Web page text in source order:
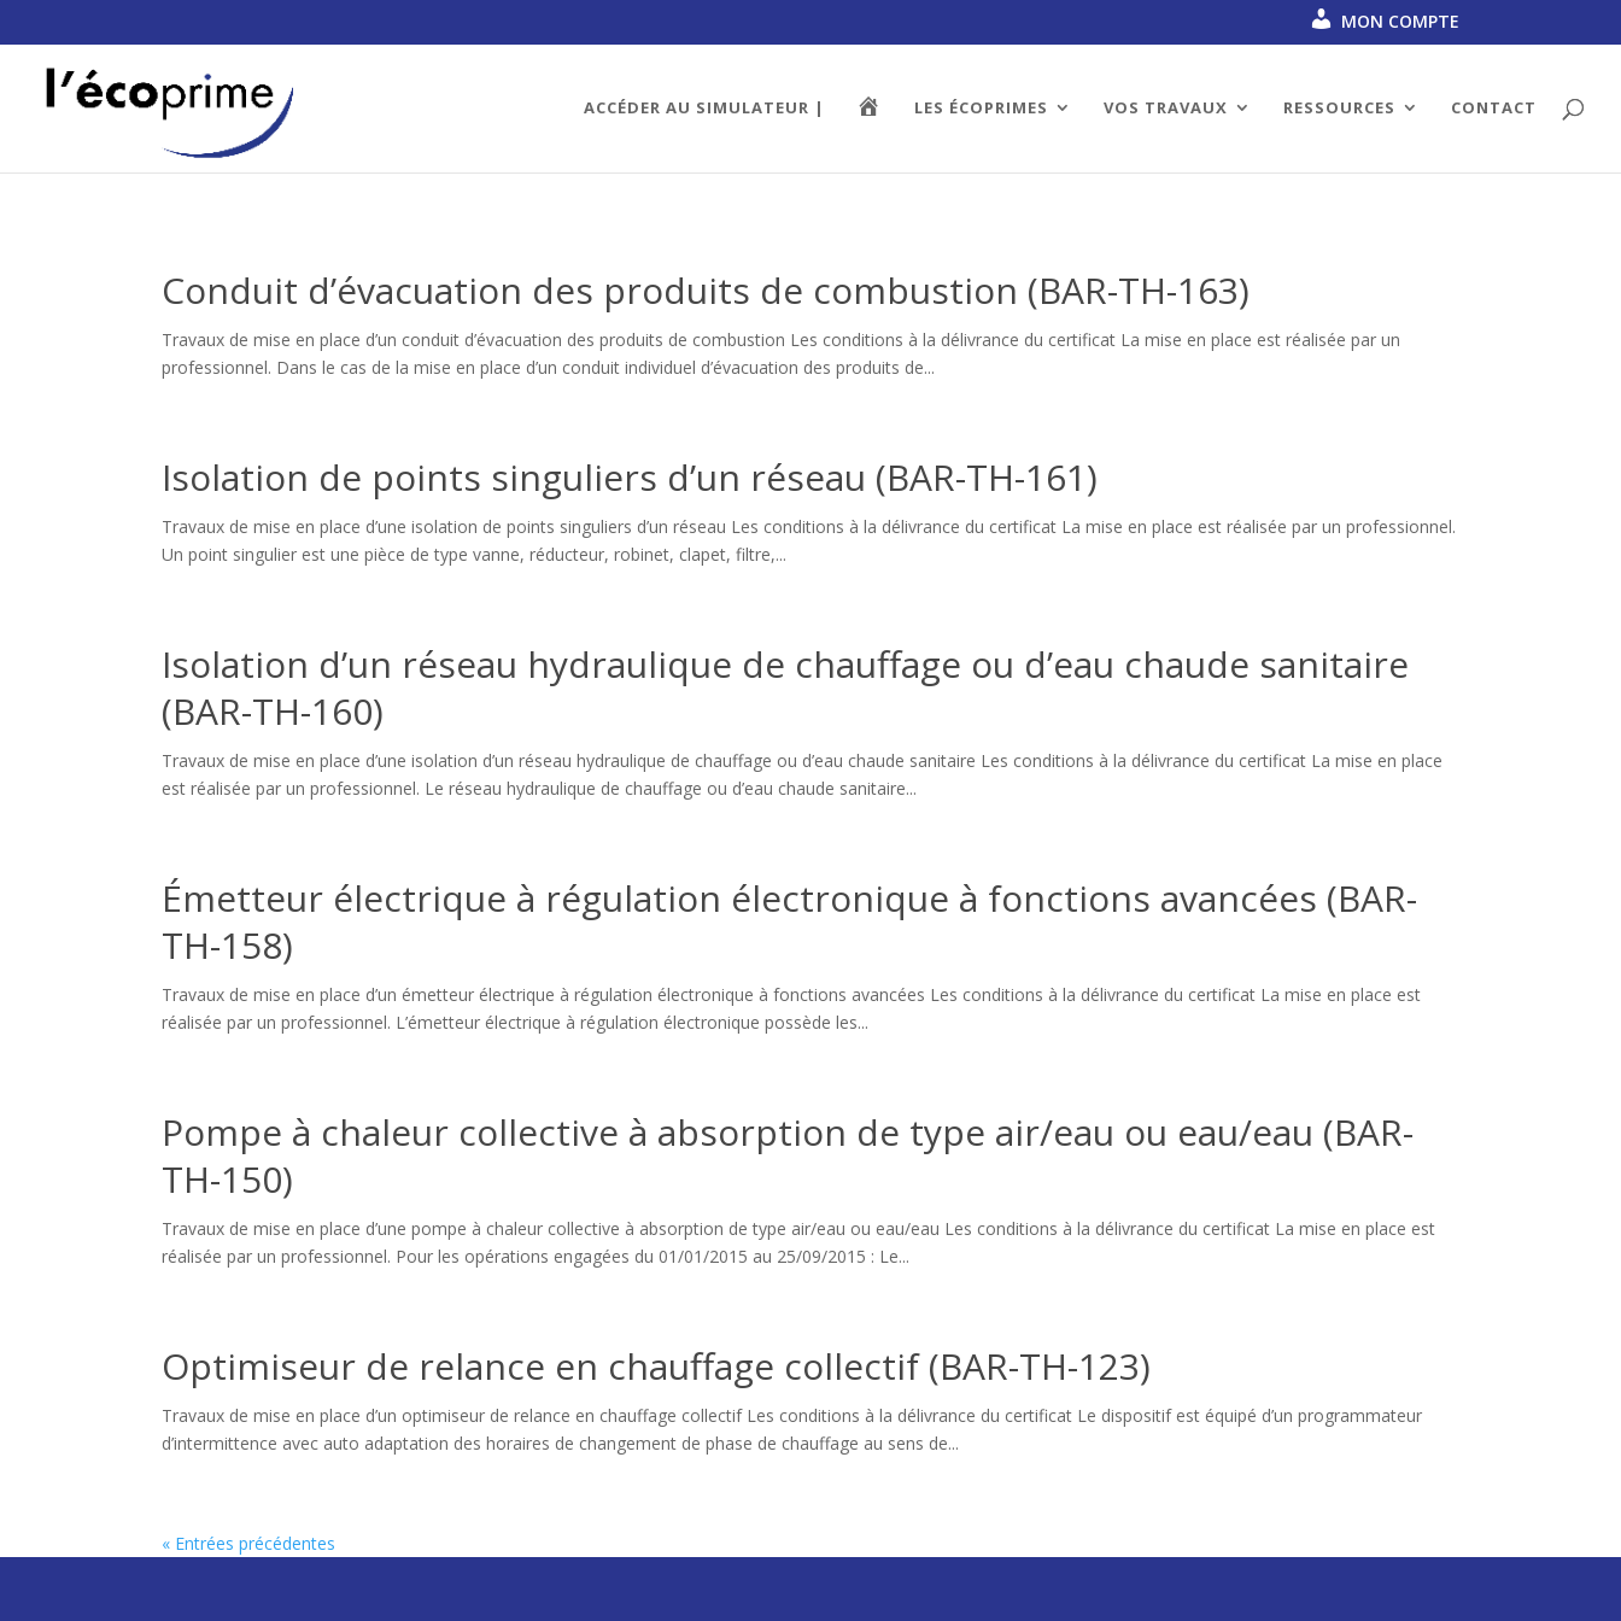
MON COMPTE
ACCÉDER AU SIMULATEUR |
E
LES ÉCOPRIMES VOS TRAVAUX RESSOURCES CONTACT
Conduit d’évacuation des produits de combustion (BAR-TH-163)
Travaux de mise en place d’un conduit d’évacuation des produits de combustion Les conditions à la délivrance du certificat La mise en place est réalisée par un
professionnel. Dans le cas de la mise en place d’un conduit individuel d’évacuation des produits de...
Isolation de points singuliers d’un réseau (BAR-TH-161)
Travaux de mise en place d’une isolation de points singuliers d’un réseau Les conditions à la délivrance du certificat La mise en place est réalisée par un professionnel.
Un point singulier est une pièce de type vanne, réducteur, robinet, clapet, filtre,...
Isolation d’un réseau hydraulique de chauffage ou d’eau chaude sanitaire
(BAR-TH-160)
Travaux de mise en place d’une isolation d’un réseau hydraulique de chauffage ou d’eau chaude sanitaire Les conditions à la délivrance du certificat La mise en place
est réalisée par un professionnel. Le réseau hydraulique de chauffage ou d’eau chaude sanitaire...
Émetteur électrique à régulation électronique à fonctions avancées (BAR-
TH-158)
Travaux de mise en place d’un émetteur électrique à régulation électronique à fonctions avancées Les conditions à la délivrance du certificat La mise en place est
réalisée par un professionnel. L’émetteur électrique à régulation électronique possède les...
Pompe à chaleur collective à absorption de type air/eau ou eau/eau (BAR-
TH-150)
Travaux de mise en place d’une pompe à chaleur collective à absorption de type air/eau ou eau/eau Les conditions à la délivrance du certificat La mise en place est
réalisée par un professionnel. Pour les opérations engagées du 01/01/2015 au 25/09/2015 : Le...
Optimiseur de relance en chauffage collectif (BAR-TH-123)
Travaux de mise en place d’un optimiseur de relance en chauffage collectif Les conditions à la délivrance du certificat Le dispositif est équipé d’un programmateur
d’intermittence avec auto adaptation des horaires de changement de phase de chauffage au sens de...
« Entrées précédentes